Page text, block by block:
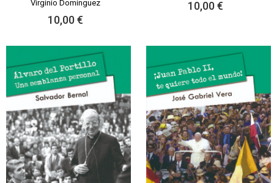
Virginio Domínguez
10,00 €
10,00 €